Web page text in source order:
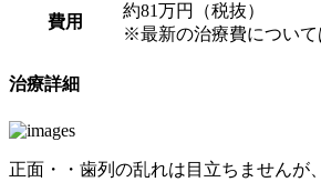
費用
約81万円（税抜）
※最新の治療費につい
治療詳細
正面・・歯列の乱れは目立ちませんが